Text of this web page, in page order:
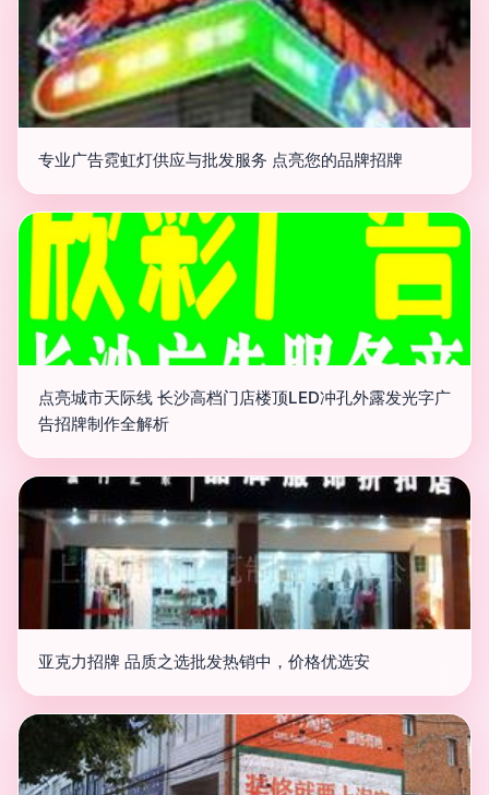
专业广告霓虹灯供应与批发服务 点亮您的品牌招牌
点亮城市天际线 长沙高档门店楼顶LED冲孔外露发光字广
告招牌制作全解析
亚克力招牌 品质之选批发热销中，价格优选安